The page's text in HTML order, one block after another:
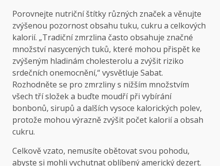
Porovnejte nutriční štítky různých značek a věnujte
zvýšenou pozornost obsahu tuku, cukru a celkových
kalorií. „Tradiční zmrzlina často obsahuje značné
množství nasycených tuků, které mohou přispět ke
zvýšeným hladinám cholesterolu a zvýšit riziko
srdečních onemocnění,“ vysvětluje Sabat.
Rozhodněte se pro zmrzliny s nižším množstvím
všech tří složek a buďte moudří při vybírání
bonbonů, sirupů a dalších vysoce kalorických polev,
protože mohou výrazně zvýšit počet kalorií a obsah
cukru.
Celkově vzato, nemusíte obětovat svou pohodu,
abyste si mohli vychutnat oblíbený americký dezert.